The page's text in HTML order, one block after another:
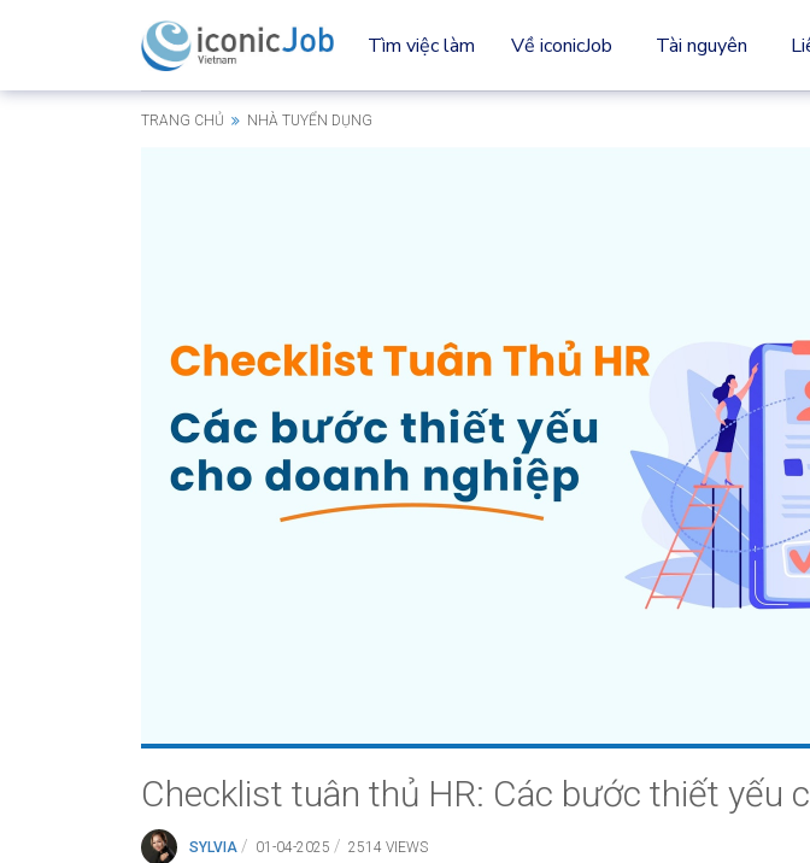
Tìm việc làm Về iconicJob Tài nguyên
TRANG CHỦ NHÀ TUYỂN DỤNG
Checklist tuân thủ HR: Các bước thiết yếu
SYLVIA / 01-04-2025 / 2514 VIEWS